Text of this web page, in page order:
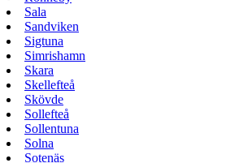
Sala
Sandviken
Sigtuna
Simrishamn
Skara
Skellefteå
Skövde
Sollefteå
Sollentuna
Solna
Sotenäs